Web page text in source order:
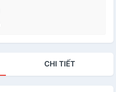
CHI TIẾT